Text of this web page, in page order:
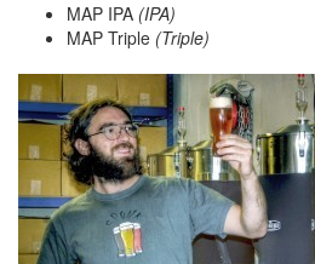
MAP IPA (IPA)
MAP Triple (Triple)